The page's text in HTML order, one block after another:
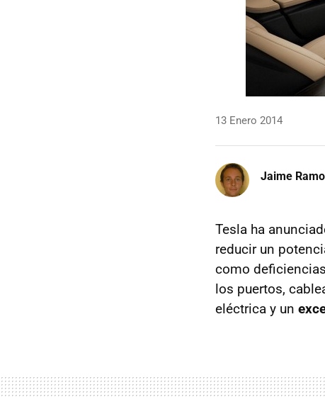
13 Enero 2014
Jaime
Tesla ha
reducir un
como
los puertos,
eléctrica y un